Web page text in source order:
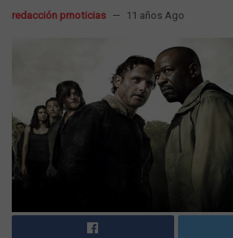
redacción prnoticias 11 años Ago